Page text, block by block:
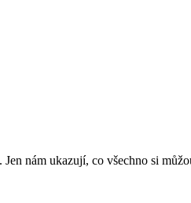
nám ukazují, co všechno si